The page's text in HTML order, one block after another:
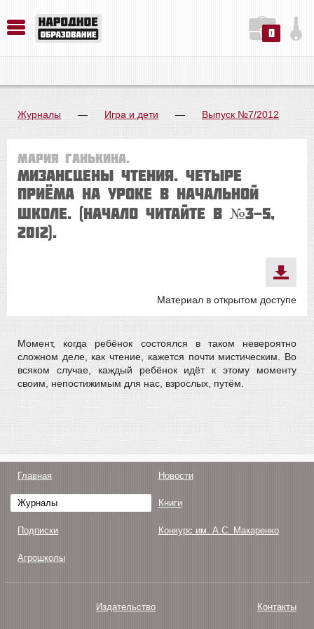
0
Журналы — Игра и дети — Выпуск №7/2012
Мария Ганькина.
Мизансцены чтения. Четыре
приёма на уроке в начальной
школе. (Начало читайте в №3-5,
2012).
Материал в открытом доступе
Момент, когда ребёнок состоялся в таком невероятно
сложном деле, как чтение, кажется почти мистическим. Во
всяком случае, каждый ребёнок идёт к этому моменту
своим, непостижимым для нас, взрослых, путём.
Главная Новости
Журналы Книги
Подписки Конкурс им. А.С. Макаренко
Агрошколы
Издательство Контакты